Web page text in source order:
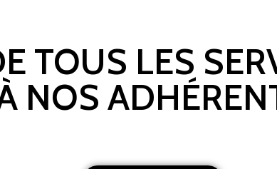
TOUS LES
NOS